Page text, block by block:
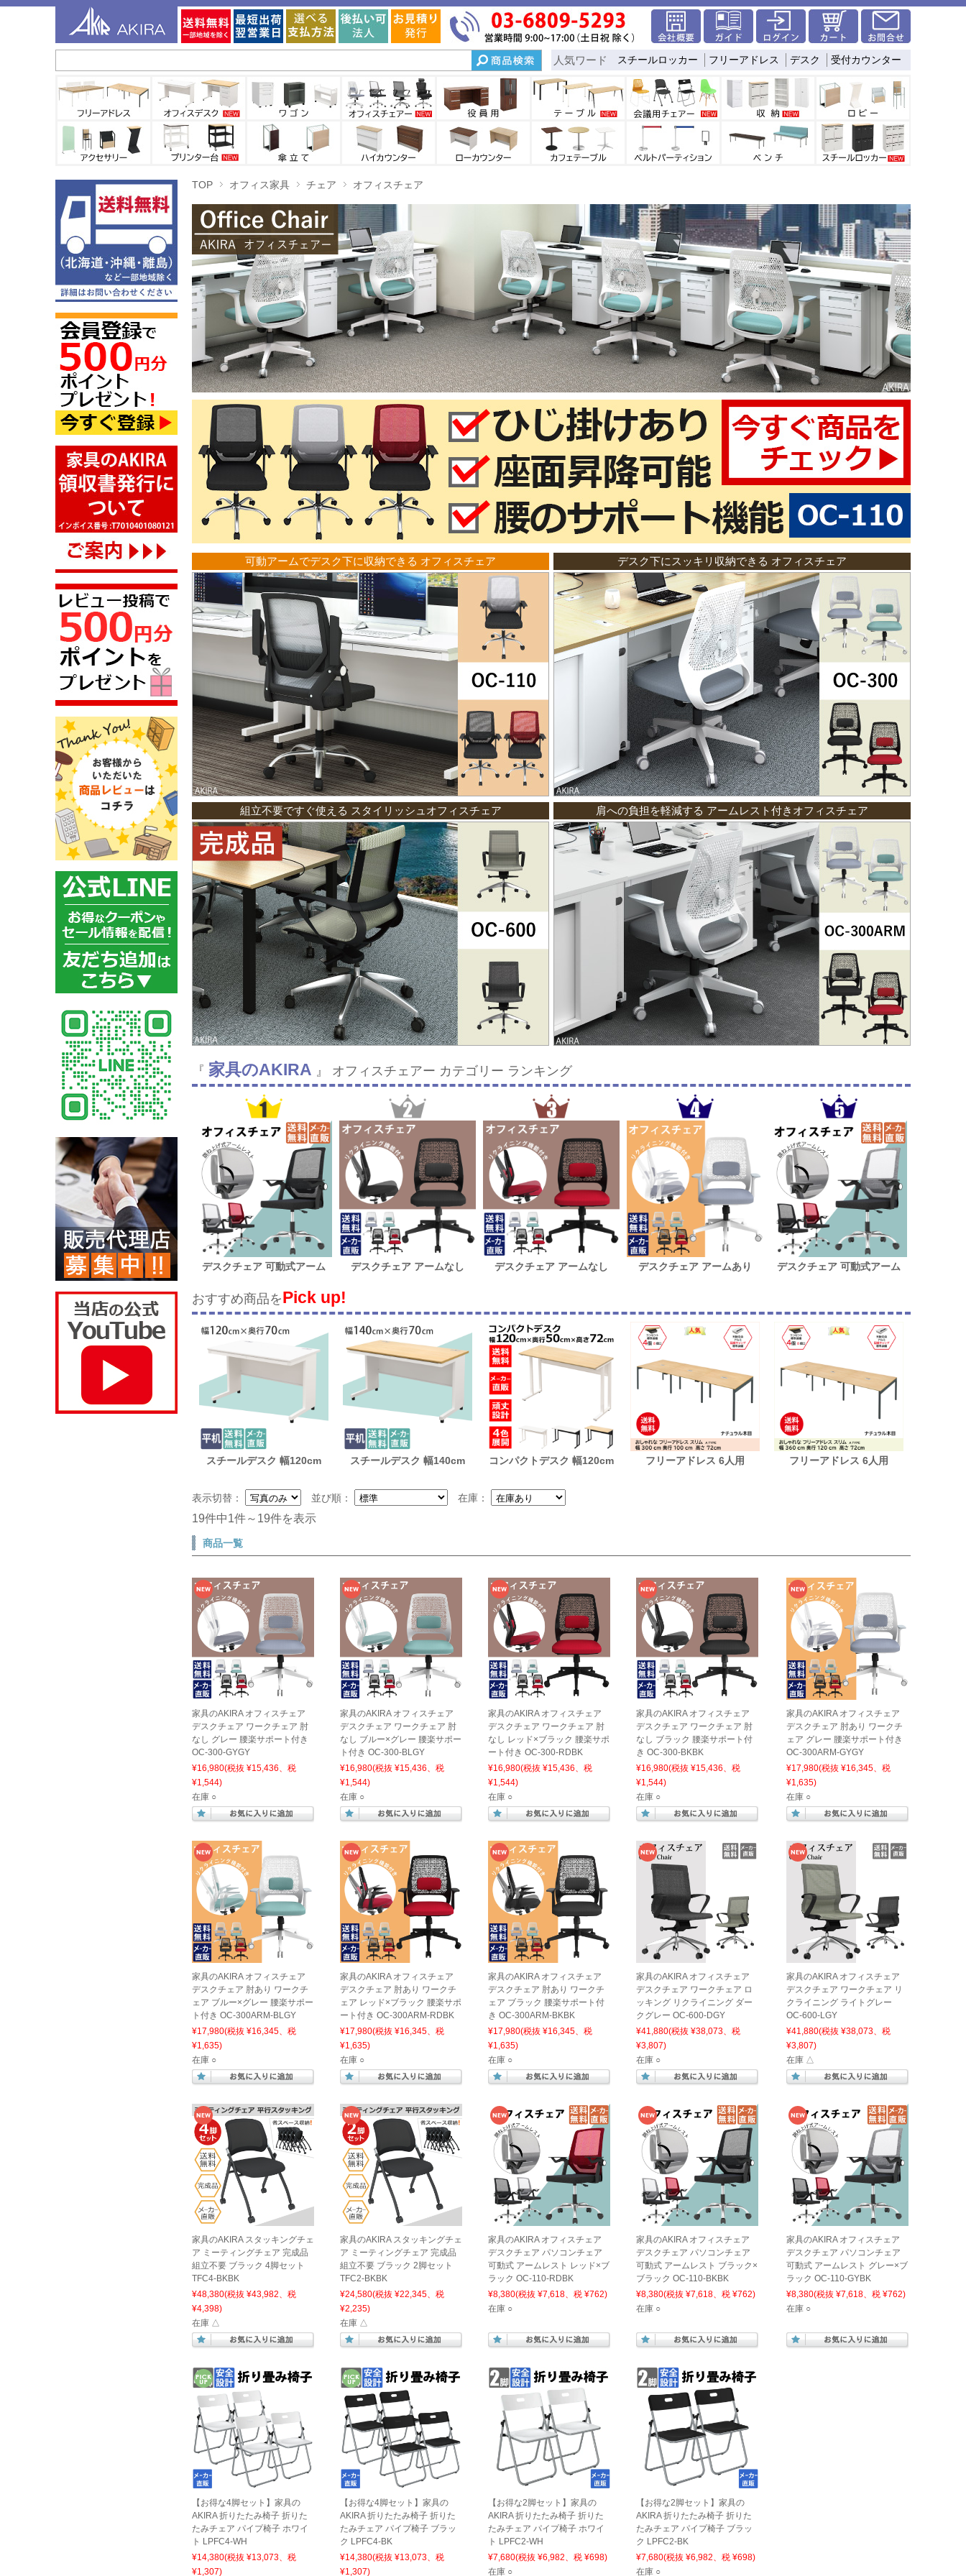
人気ワード スチールロッカー フリーアドレス デスク 受付カウンター
TOP オフィス家具 チェア オフィスチェア
可動アームでデスク下に収納できる オフィスチェア デスク下にスッキリ収納できる オフィスチェア
組立不要ですぐ使える スタイリッシュオフィスチェア 肩への負担を軽減する アームレスト付きオフィスチェア
『 家具のAKIRA 』 オフィスチェアー カテゴリー ランキング
デスクチェア 可動式アーム デスクチェア アームなし デスクチェア アームなし デスクチェア アームあり デスクチェア 可動式アーム
おすすめ商品をPick up!
スチールデスク 幅120cm スチールデスク 幅140cm コンパクトデスク 幅120cm フリーアドレス 6人用 フリーアドレス 6人用
表示切替： 並び順： 在庫：
19件中1件～19件を表示
商品一覧
家具のAKIRA オフィスチェア
デスクチェア ワークチェア 肘
なし グレー 腰楽サポート付き
OC-300-GYGY
¥16,980(税抜 ¥15,436、税
¥1,544)
在庫 ○
家具のAKIRA オフィスチェア
デスクチェア ワークチェア 肘
なし ブルー×グレー 腰楽サポー
ト付き OC-300-BLGY
¥16,980(税抜 ¥15,436、税
¥1,544)
在庫 ○
家具のAKIRA オフィスチェア
デスクチェア ワークチェア 肘
なし レッド×ブラック 腰楽サポ
ート付き OC-300-RDBK
¥16,980(税抜 ¥15,436、税
¥1,544)
在庫 ○
家具のAKIRA オフィスチェア
デスクチェア ワークチェア 肘
なし ブラック 腰楽サポート付
き OC-300-BKBK
¥16,980(税抜 ¥15,436、税
¥1,544)
在庫 ○
家具のAKIRA オフィスチェア
デスクチェア 肘あり ワークチ
ェア グレー 腰楽サポート付き
OC-300ARM-GYGY
¥17,980(税抜 ¥16,345、税
¥1,635)
在庫 ○
家具のAKIRA オフィスチェア
デスクチェア 肘あり ワークチ
ェア ブルー×グレー 腰楽サポー
ト付き OC-300ARM-BLGY
¥17,980(税抜 ¥16,345、税
¥1,635)
在庫 ○
家具のAKIRA オフィスチェア
デスクチェア 肘あり ワークチ
ェア レッド×ブラック 腰楽サポ
ート付き OC-300ARM-RDBK
¥17,980(税抜 ¥16,345、税
¥1,635)
在庫 ○
家具のAKIRA オフィスチェア
デスクチェア 肘あり ワークチ
ェア ブラック 腰楽サポート付
き OC-300ARM-BKBK
¥17,980(税抜 ¥16,345、税
¥1,635)
在庫 ○
家具のAKIRA オフィスチェア
デスクチェア ワークチェア ロ
ッキング リクライニング ダー
クグレー OC-600-DGY
¥41,880(税抜 ¥38,073、税
¥3,807)
在庫 ○
家具のAKIRA オフィスチェア
デスクチェア ワークチェア リ
クライニング ライトグレー
OC-600-LGY
¥41,880(税抜 ¥38,073、税
¥3,807)
在庫 △
家具のAKIRA スタッキングチェ
ア ミーティングチェア 完成品
組立不要 ブラック 4脚セット
TFC4-BKBK
¥48,380(税抜 ¥43,982、税
¥4,398)
在庫 △
家具のAKIRA スタッキングチェ
ア ミーティングチェア 完成品
組立不要 ブラック 2脚セット
TFC2-BKBK
¥24,580(税抜 ¥22,345、税
¥2,235)
在庫 △
家具のAKIRA オフィスチェア
デスクチェア パソコンチェア
可動式 アームレスト レッド×ブ
ラック OC-110-RDBK
¥8,380(税抜 ¥7,618、税 ¥762)
在庫 ○
家具のAKIRA オフィスチェア
デスクチェア パソコンチェア
可動式 アームレスト ブラック×
ブラック OC-110-BKBK
¥8,380(税抜 ¥7,618、税 ¥762)
在庫 ○
家具のAKIRA オフィスチェア
デスクチェア パソコンチェア
可動式 アームレスト グレー×ブ
ラック OC-110-GYBK
¥8,380(税抜 ¥7,618、税 ¥762)
在庫 ○
【お得な4脚セット】家具の
AKIRA 折りたたみ椅子 折りた
たみチェア パイプ椅子 ホワイ
ト LPFC4-WH
¥14,380(税抜 ¥13,073、税
¥1,307)
【お得な4脚セット】家具の
AKIRA 折りたたみ椅子 折りた
たみチェア パイプ椅子 ブラッ
ク LPFC4-BK
¥14,380(税抜 ¥13,073、税
¥1,307)
【お得な2脚セット】家具の
AKIRA 折りたたみ椅子 折りた
たみチェア パイプ椅子 ホワイ
ト LPFC2-WH
¥7,680(税抜 ¥6,982、税 ¥698)
在庫 ○
【お得な2脚セット】家具の
AKIRA 折りたたみ椅子 折りた
たみチェア パイプ椅子 ブラッ
ク LPFC2-BK
¥7,680(税抜 ¥6,982、税 ¥698)
在庫 ○